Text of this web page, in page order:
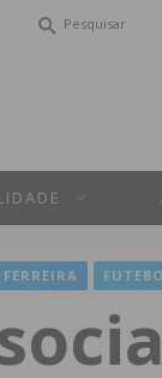
Pesquisar